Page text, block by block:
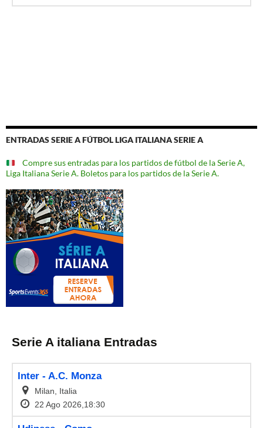
ENTRADAS SERIE A FÚTBOL LIGA ITALIANA SERIE A
Compre sus entradas para los partidos de fútbol de la Serie A,
Liga Italiana Serie A. Boletos para los partidos de la Serie A.